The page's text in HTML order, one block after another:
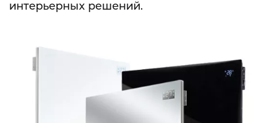
интерьерных решений.